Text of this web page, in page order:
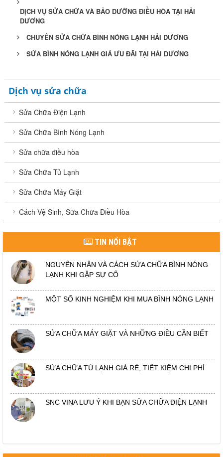
DỊCH VỤ SỬA CHỮA VÀ BẢO DƯỠNG ĐIỀU HÒA TẠI HẢI
DƯƠNG
CHUYÊN SỬA CHỮA BÌNH NÓNG LẠNH HẢI DƯƠNG
SỬA BÌNH NÓNG LẠNH GIÁ ƯU ĐÃI TẠI HẢI DƯƠNG
Dịch vụ sửa chữa
Sửa Chữa Điện Lạnh
Sửa Chữa Bình Nóng Lạnh
Sửa chữa điều hòa
Sửa Chữa Tủ Lạnh
Sửa Chữa Máy Giặt
Cách Vệ Sinh, Sữa Chữa Điều Hòa
TIN NỔI BẬT
NGUYÊN NHÂN VÀ CÁCH SỬA CHỮA BÌNH NÓNG
LẠNH KHI GẶP SỰ CỐ
MỘT SỐ KINH NGHIỆM KHI MUA BÌNH NÓNG LẠNH
SỬA CHỮA MÁY GIẶT VÀ NHỮNG ĐIỀU CẦN BIẾT
SỬA CHỮA TỦ LẠNH GIÁ RẺ, TIẾT KIỆM CHI PHÍ
SNC VINA LƯU Ý KHI BẠN SỬA CHỮA ĐIỆN LẠNH